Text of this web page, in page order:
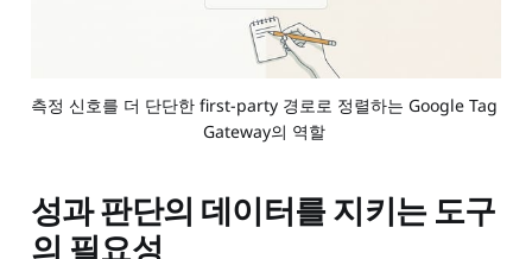
측정 신호를 더 단단한 first-party 경로로 정렬하는 Google Tag
Gateway의 역할
성과 판단의 데이터를 지키는 도구
의 필요성